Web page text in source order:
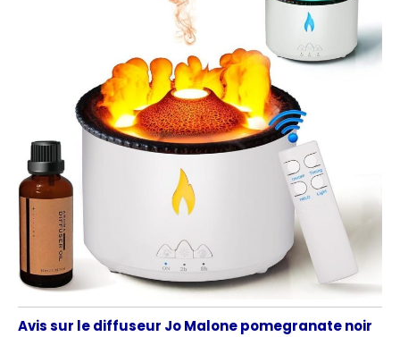
Avis sur le diffuseur Jo Malone pomegranate noir